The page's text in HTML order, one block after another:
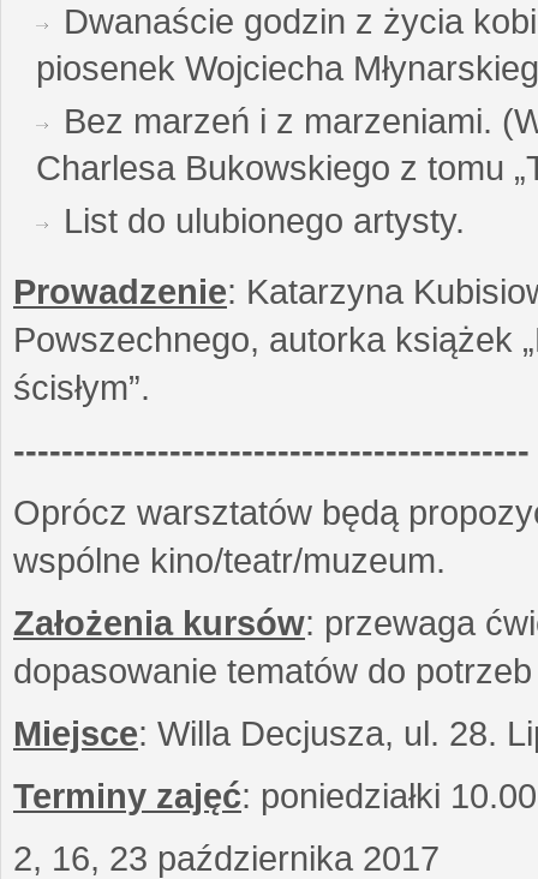
Dwanaście godzin z życia
piosenek Wojciecha
Bez marzeń i z marzeniami.
Charlesa Bukowskiego z tomu
List do ulubionego artysty.
Prowadzenie: Katarzyna
Powszechnego, autorka książek
ścisłym”.
-------------------------------------------
Oprócz warsztatów będą
wspólne kino/teatr/muzeum.
Założenia kursów: przewaga
dopasowanie tematów do
Miejsce: Willa Decjusza, ul. 28.
Terminy zajęć: poniedziałki
2, 16, 23 października 2017